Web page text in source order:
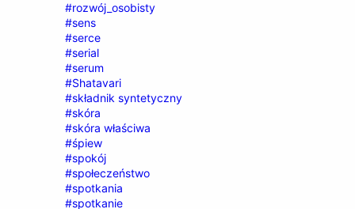
#rozwój_osobisty
#sens
#serce
#serial
#serum
#Shatavari
#składnik syntetyczny
#skóra
#skóra właściwa
#śpiew
#spokój
#społeczeństwo
#spotkania
#spotkanie